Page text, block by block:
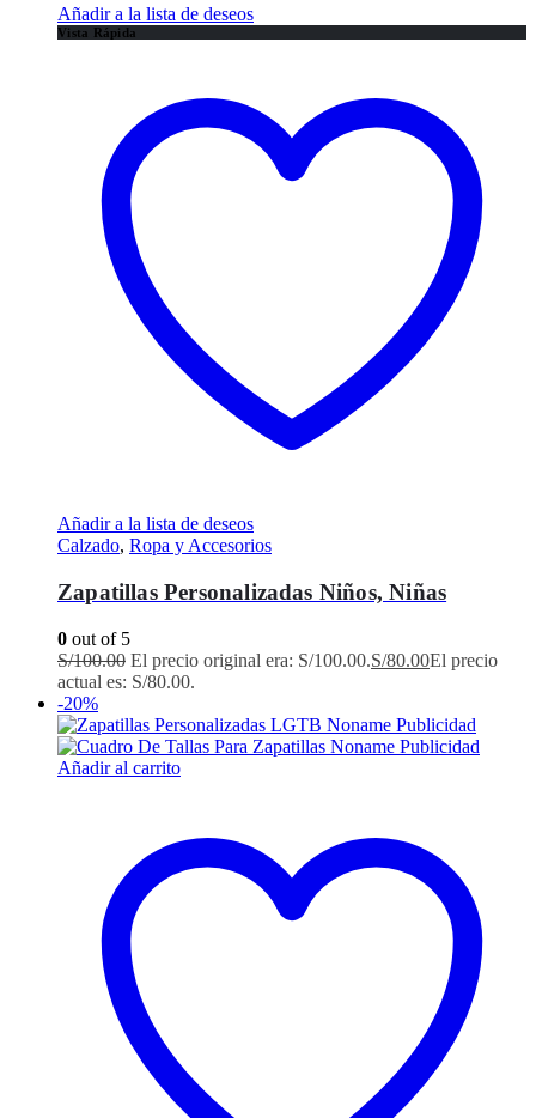
Añadir a la lista de deseos
Vista Rápida
Añadir a la lista de deseos
Calzado, Ropa y Accesorios
Zapatillas Personalizadas Niños, Niñas
0 out of 5
S/100.00 El precio original era: S/100.00.S/80.00El precio
actual es: S/80.00.
-20%
Añadir al carrito